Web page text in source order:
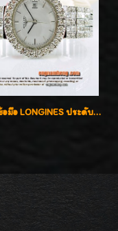
นาฬิกาข้อมือ LONGINES ประดับเพชร 5.20 กะรัต ใส่เล่น ใส่ออกงานหรูหราไฮโซค่ะ